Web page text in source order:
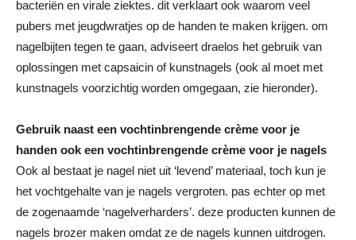
bacteriën en virale ziektes. dit verklaart ook waarom veel
pubers met jeugdwratjes op de handen te maken krijgen. om
nagelbijten tegen te gaan, adviseert draelos het gebruik van
oplossingen met capsaicin of kunstnagels (ook al moet met
kunstnagels voorzichtig worden omgegaan, zie hieronder).
Gebruik naast een vochtinbrengende crème voor je
handen ook een vochtinbrengende crème voor je nagels
Ook al bestaat je nagel niet uit ‘levend’ materiaal, toch kun je
het vochtgehalte van je nagels vergroten. pas echter op met
de zogenaamde ‘nagelverharders’. deze producten kunnen de
nagels brozer maken omdat ze de nagels kunnen uitdrogen.